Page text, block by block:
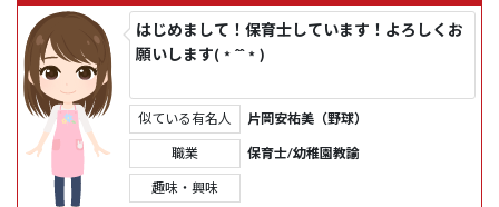
はじめまして！保育士しています！よろしくお
願いします(﹡ˆˆ﹡)
似ている有名人 片岡安祐美（野球）
職業 保育士/幼稚園教諭
趣味・興味